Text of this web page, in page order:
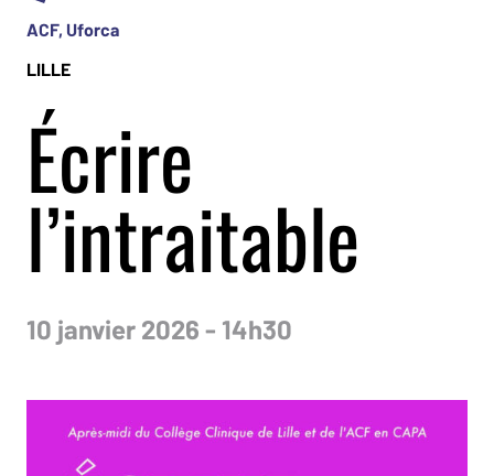
ACF, Uforca
LILLE
Écrire
l’intraitable
10 janvier 2026 - 14h30